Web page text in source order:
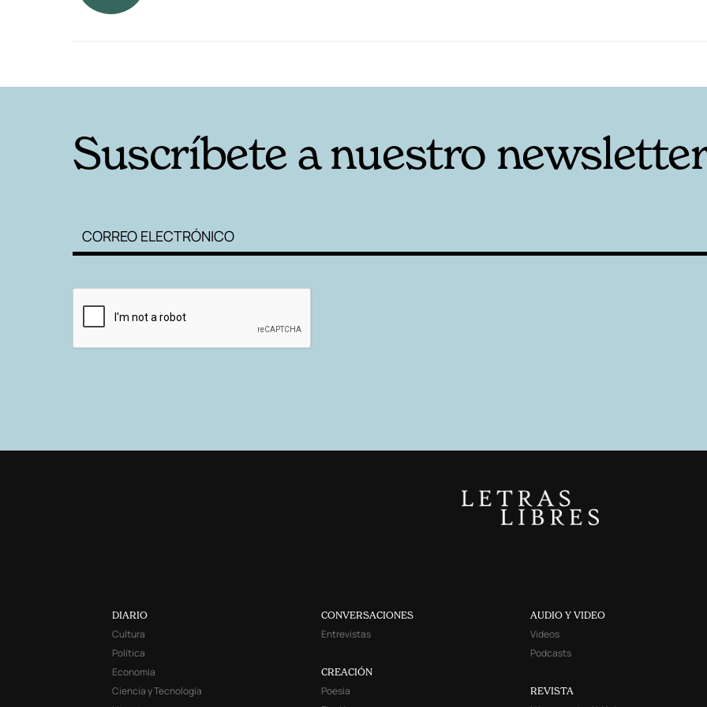
Suscríbete a nuestro
DIARIO
Cultura
Política
Economía
Ciencia y Tecnología
CONVERSACIONES
Entrevistas
CREACIÓN
Poesía
AUDIO Y VIDEO
Videos
Podcasts
REVISTA